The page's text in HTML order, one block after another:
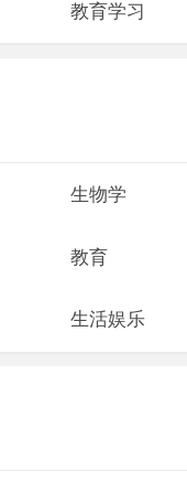
教育学习
生物学
教育
生活娱乐